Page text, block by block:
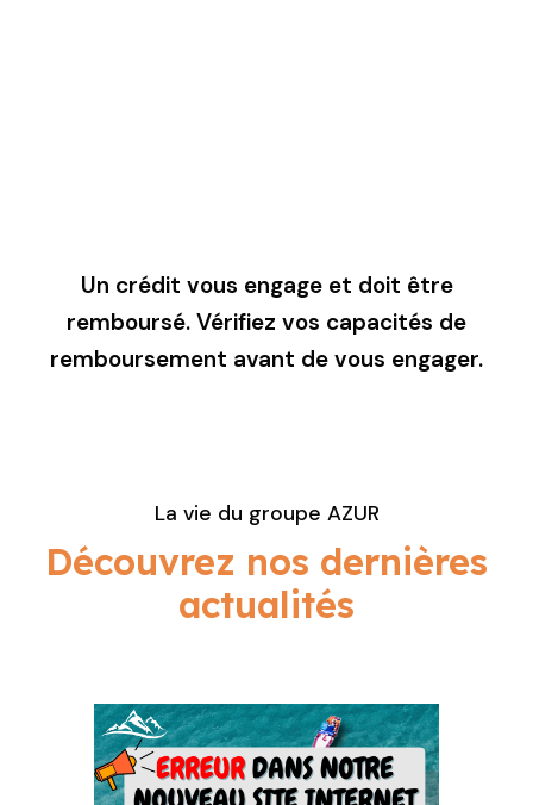
Un crédit vous engage et doit être
remboursé. Vérifiez vos capacités de
remboursement avant de vous engager.
La vie du groupe AZUR
Découvrez nos dernières
actualités